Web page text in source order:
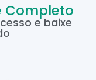
Completo
e baixe